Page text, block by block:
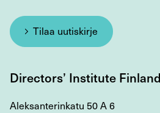
Tilaa uutiskirje
Directors’ Institute Finland
Aleksanterinkatu 50 A 6